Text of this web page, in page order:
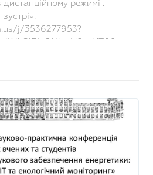
режимі .
j/3536277953?
353 627 7953 Код ..